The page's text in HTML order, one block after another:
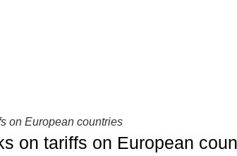
on European countries
on tariffs on European